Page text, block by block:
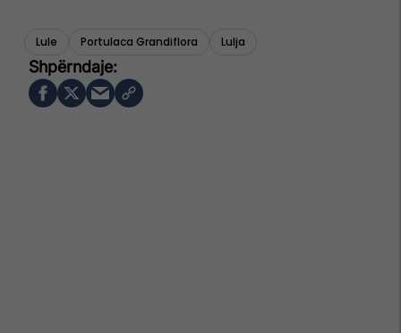
Lule Portulaca Grandiflora Lulja